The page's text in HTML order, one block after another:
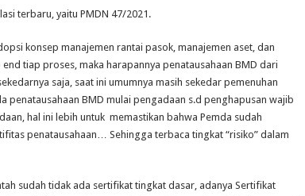
terbaru, yaitu PMDN 47/2021.
konsep manajemen rantai pasok, manajemen aset, dan
tiap proses, maka harapannya penatausahaan BMD dari
saja, saat ini umumnya masih sekedar pemenuhan
penatausahaan BMD mulai pengadaan s.d penghapusan wajib
hal ini lebih untuk memastikan bahwa Pemda sudah
penatausahaan… Sehingga terbaca tingkat “risiko” dalam
sudah tidak ada sertifikat tingkat dasar, adanya Sertifikat